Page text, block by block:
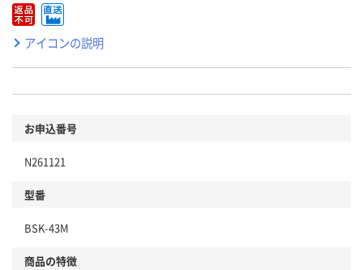
アイコンの説明
お申込番号
N261121
型番
BSK-43M
商品の特徴